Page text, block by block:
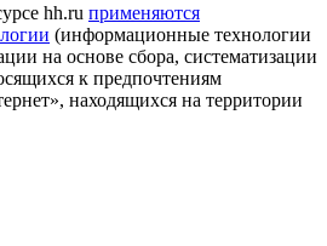
hh.ru применяются
(информационные технологии
на основе сбора, систематизации
к предпочтениям
находящихся на территории